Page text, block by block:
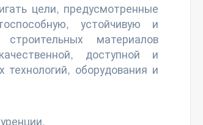
цели, предусмотренные
устойчивую и
материалов
доступной и
оборудования и